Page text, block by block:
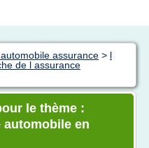
assurance > l
de l assurance
le thème :
automobile en